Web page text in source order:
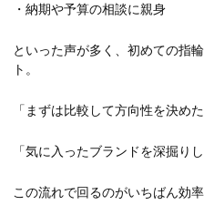
・納期や予算の相談に親身
といった声が多く、初めての指
ト。
「まずは比較して方向性を決め
「気に入ったブランドを深掘り
この流れで回るのがいちばん効率